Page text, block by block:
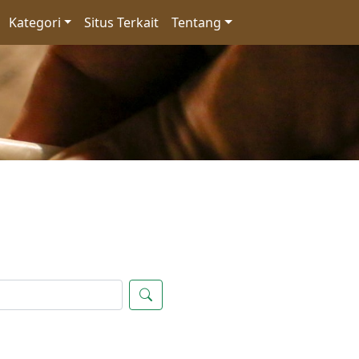
Kategori Situs Terkait Tentang